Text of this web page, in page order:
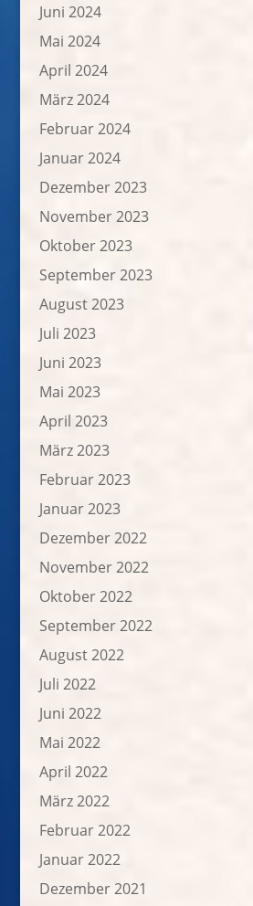
Juni 2024
Mai 2024
April 2024
März 2024
Februar 2024
Januar 2024
Dezember 2023
November 2023
Oktober 2023
September 2023
August 2023
Juli 2023
Juni 2023
Mai 2023
April 2023
März 2023
Februar 2023
Januar 2023
Dezember 2022
November 2022
Oktober 2022
September 2022
August 2022
Juli 2022
Juni 2022
Mai 2022
April 2022
März 2022
Februar 2022
Januar 2022
Dezember 2021